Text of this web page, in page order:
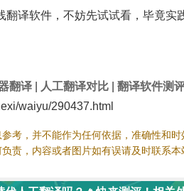
译软件，不妨先试试看，毕竟实
翻译 人工翻译对比
翻译软件测
waiyu/290437.html
考，并不能作为任何依据，准确性和
责，内容或者图片如有误请及时联系